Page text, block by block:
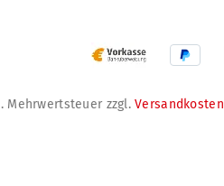
Mehrwertsteuer zzgl.Versandkosten